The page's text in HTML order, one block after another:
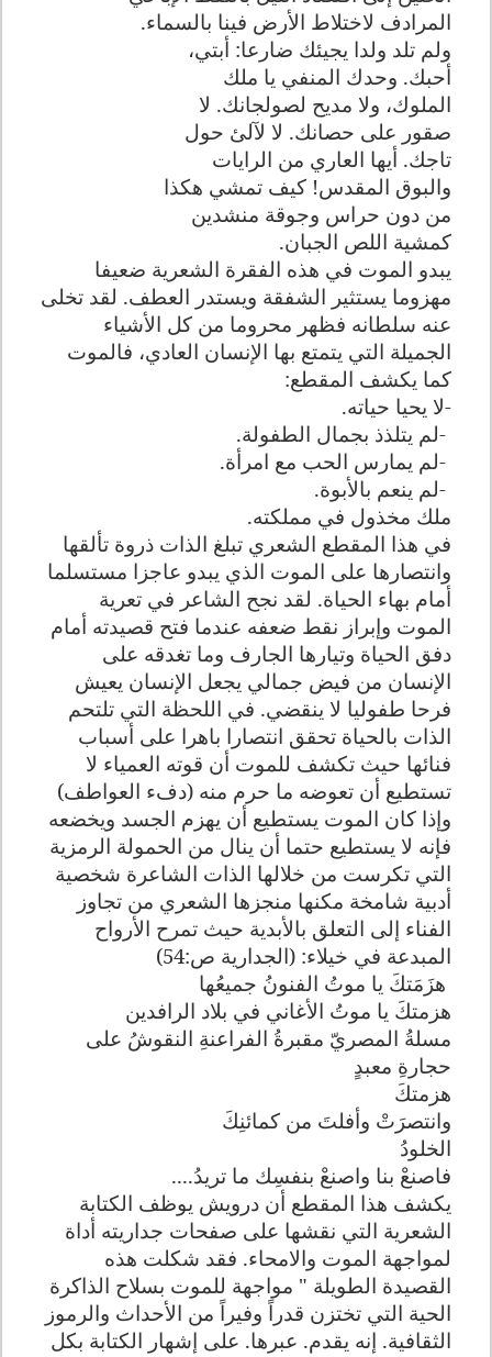
المرادف لاختلاط الأرض فينا بالسماء.
ولم تلد ولدا يجيئك ضارعا: أبتي،
أحبك. وحدك المنفي يا ملك
الملوك، ولا مديح لصولجانك. لا
صقور على حصانك. لا لآلئ حول
تاجك. أيها العاري من الرايات
والبوق المقدس! كيف تمشي هكذا
من دون حراس وجوقة منشدين
كمشية اللص الجبان.
يبدو الموت في هذه الفقرة الشعرية ضعيفا
مهزوما يستثير الشفقة ويستدر العطف. لقد تخلى
عنه سلطانه فظهر محروما من كل الأشياء
الجميلة التي يتمتع بها الإنسان العادي، فالموت
كما يكشف المقطع:
-لا يحيا حياته.
-لم يتلذذ بجمال الطفولة.
-لم يمارس الحب مع امرأة.
-لم ينعم بالأبوة.
ملك مخذول في مملكته.
في هذا المقطع الشعري تبلغ الذات ذروة تألقها
وانتصارها على الموت الذي يبدو عاجزا مستسلما
أمام بهاء الحياة. لقد نجح الشاعر في تعرية
الموت وإبراز نقط ضعفه عندما فتح قصيدته أمام
دفق الحياة وتيارها الجارف وما تغدقه على
الإنسان من فيض جمالي يجعل الإنسان يعيش
فرحا طفوليا لا ينقضي. في اللحظة التي تلتحم
الذات بالحياة تحقق انتصارا باهرا على أسباب
فنائها حيث تكشف للموت أن قوته العمياء لا
تستطيع أن تعوضه ما حرم منه (دفء العواطف)
وإذا كان الموت يستطيع أن يهزم الجسد ويخضعه
فإنه لا يستطيع حتما أن ينال من الحمولة الرمزية
التي تكرست من خلالها الذات الشاعرة شخصية
أدبية شامخة مكنها منجزها الشعري من تجاوز
الفناء إلى التعلق بالأبدية حيث تمرح الأرواح
المبدعة في خيلاء: (الجدارية ص:54)
هزَمَتكَ يا موتُ الفنونُ جميعُها
هزمتكَ يا موتُ الأغاني في بلاد الرافدين
مسلةُ المصريّ مقبرةُ الفراعنةِ النقوشُ على
حجارةِ معبدٍ
هزمتكَ
وانتصرَتْ وأفلتَ من كمائنِكَ
الخلودُ
فاصنعْ بنا واصنعْ بنفسِك ما تريدُ....
يكشف هذا المقطع أن درويش يوظف الكتابة
الشعرية التي نقشها على صفحات جداريته أداة
لمواجهة الموت والامحاء. فقد شكلت هذه
القصيدة الطويلة " مواجهة للموت بسلاح الذاكرة
الحية التي تختزن قدراً وفيراً من الأحداث والرموز
الثقافية. إنه يقدم. عبرها. على إشهار الكتابة بكل